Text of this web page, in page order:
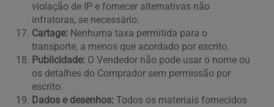
violação de IP e fornecer alternativas não
infratoras, se necessário.
Cartage: Nenhuma taxa permitida para o
transporte, a menos que acordado por escrito.
Publicidade: O Vendedor não pode usar o nome ou
os detalhes do Comprador sem permissão por
escrito.
Dados e desenhos: Todos os materiais fornecidos